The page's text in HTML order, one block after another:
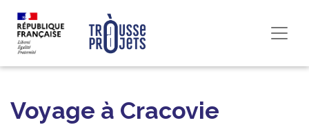
Voyage à Cracovie